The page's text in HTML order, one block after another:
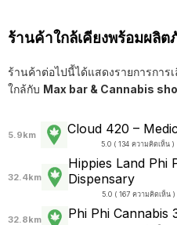
ร้านค้าใกล้เคียงพร้อมผลิ
ร้านค้าต่อไปนี้ได้แสดงรายการกา
ใกล้กับ Max bar & Cannabis
5.9km Cloud 420 –
5.0 ( 134 ความคิดเห็น )
32.4km
Hippies Land Phi
Dispensary
5.0 ( 167 ความคิดเห็น )
32.8km Phi Phi Cannabis